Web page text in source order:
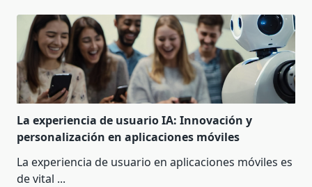
La experiencia de usuario IA: Innovación y
personalización en aplicaciones móviles
La experiencia de usuario en aplicaciones móviles es
de vital ...